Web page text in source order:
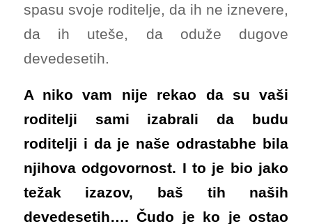
spasu svoje roditelje, da ih ne iznevere,
da ih uteše, da oduže dugove
devedesetih.
A niko vam nije rekao da su vaši
roditelji sami izabrali da budu
roditelji i da je naše odrastabhe bila
njihova odgovornost. I to je bio jako
težak izazov, baš tih naših
devedesetih…. Čudo je ko je ostao